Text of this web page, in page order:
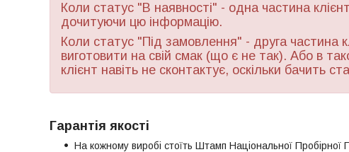
Коли статус "В наявності" - одна частина
дочитуючи цю інформацію.
Коли статус "Під замовлення" - друга частина
виготовити на свій смак (що є не так). Або в
клієнт навіть не сконтактує, оскільки бачить
Гарантія якості
На кожному виробі стоїть Штамп Національної